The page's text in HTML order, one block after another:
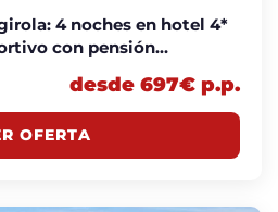
4 noches en hotel 4*
con pensión
desde 697€ p.p.
OFERTA